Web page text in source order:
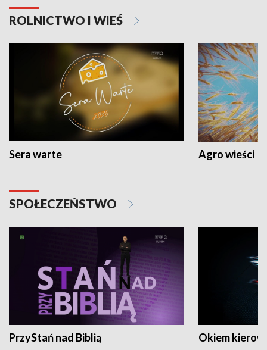
ROLNICTWO I WIEŚ
Sera warte Agro wieści
SPOŁECZEŃSTWO
PrzyStań nad Biblią Okiem